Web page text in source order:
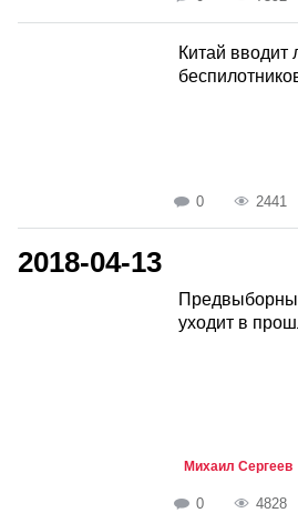
Китай вводит
0 2441
2018-04-13
уходит в
Михаил Сергеев
0 4828